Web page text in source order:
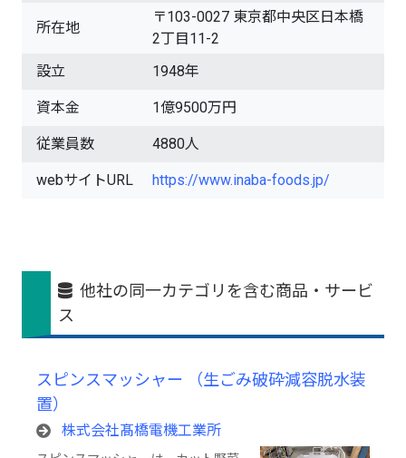
所在地
〒103-0027 東京都中央区日本橋
2丁目11-2
設立
1948年
資本金 1億9500万円
従業員数 4880人
webサイトURL https://www.inaba-foods.jp/
他社の同一カテゴリを含む商品・サービ
ス
スピンスマッシャー （生ごみ破砕減容脱水装
置）
株式会社髙橋電機工業所